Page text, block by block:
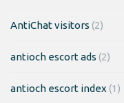
AntiChat visitors (2)
antioch escort ads (2)
antioch escort index (1)